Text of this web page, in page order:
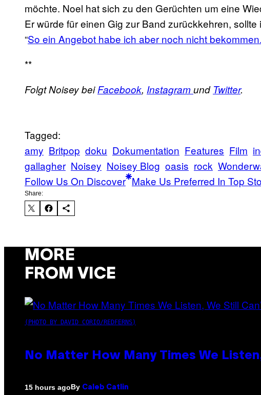
möchte. Noel hat sich zu den Gerüchten um eine
Er würde für einen Gig zur Band zurückkehren,
“So ein Angebot habe ich aber noch nicht
**
Folgt Noisey beiFacebook, Instagramund Twitter.
Tagged:
amy Britpop doku Dokumentation Features Film
gallagher Noisey Noisey Blog oasis rock
Follow Us On Discover Make Us Preferred In Top
Share:
MORE
FROM VICE
(PHOTO BY DAVID CORIO/REDFERNS)
No Matter How Many Times We
15 hours agoBy Caleb Catlin